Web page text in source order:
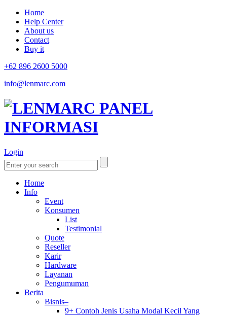
Home
Help Center
About us
Contact
Buy it
+62 896 2600 5000
info@lenmarc.com
Login
Home
Info
Event
Konsumen
List
Testimonial
Quote
Reseller
Karir
Hardware
Layanan
Pengumuman
Berita
Bisnis–
9+ Contoh Jenis Usaha Modal Kecil Yang